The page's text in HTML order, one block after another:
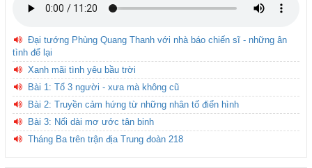
Đại tướng Phùng Quang Thanh với nhà báo chiến sĩ - những ân
tình để lại
Xanh mãi tình yêu bầu trời
Bài 1: Tổ 3 người - xưa mà không cũ
Bài 2: Truyền cảm hứng từ những nhân tố điển hình
Bài 3: Nối dài mơ ước tân binh
Tháng Ba trên trận địa Trung đoàn 218